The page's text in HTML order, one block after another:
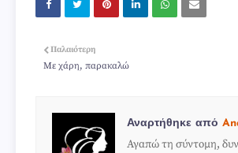
Παλαιότερη
Με χάρη, παρακαλώ
Αναρτήθηκε από
Αγαπώ τη σύντομη,